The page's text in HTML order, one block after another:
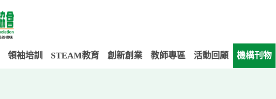
領袖培訓 STEAM教育 創新創業 教師專區 活動回顧 機構刊物